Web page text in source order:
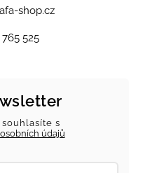
shop.cz
765 525
s
údajů